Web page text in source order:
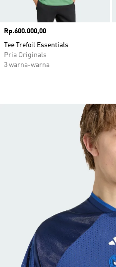
Harga
Rp.600.000,00
Tee Trefoil Essentials
Pria Originals
3 warna-warna